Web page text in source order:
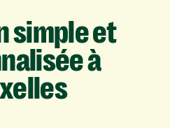
simpleet
à